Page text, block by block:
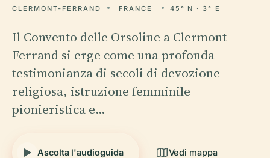
CLERMONT-FERRAND FRANCE 45° N · 3° E
Il Convento delle Orsoline a Clermont-
Ferrand si erge come una profonda
testimonianza di secoli di devozione
religiosa, istruzione femminile
pionieristica e…
Ascolta l'audioguida Vedi mappa